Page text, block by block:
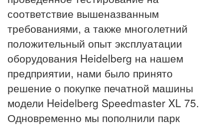
соответствие вышеназванным
требованиями, а также многолетний
положительный опыт эксплуатации
оборудования Heidelberg на нашем
предприятии, нами было принято
решение о покупке печатной машины
модели Heidelberg Speedmaster XL 75.
Одновременно мы пополнили парк